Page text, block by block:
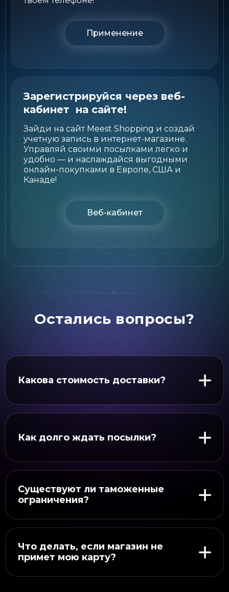
Применение
Зарегистрируйcя через веб-
кабинет на сайте!
Зайди на сайт Meest Shopping и создай
учетную запись в интернет-магазине.
Управляй своими посылками легко и
удобно — и наслаждайся выгодными
онлайн-покупками в Европе, США и
Канаде!
Веб-кабинет
Остались вопросы?
Какова стоимость доставки?
Как долго ждать посылки?
Существуют ли таможенные
ограничения?
Что делать, если магазин не
примет мою карту?